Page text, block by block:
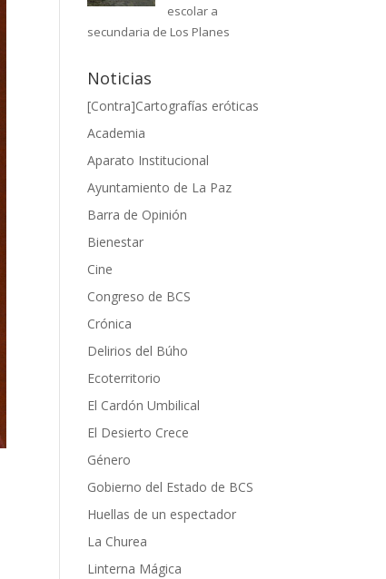
escolar a
secundaria de Los Planes
Noticias
[Contra]Cartografías eróticas
Academia
Aparato Institucional
Ayuntamiento de La Paz
Barra de Opinión
Bienestar
Cine
Congreso de BCS
Crónica
Delirios del Búho
Ecoterritorio
El Cardón Umbilical
El Desierto Crece
Género
Gobierno del Estado de BCS
Huellas de un espectador
La Churea
Linterna Mágica